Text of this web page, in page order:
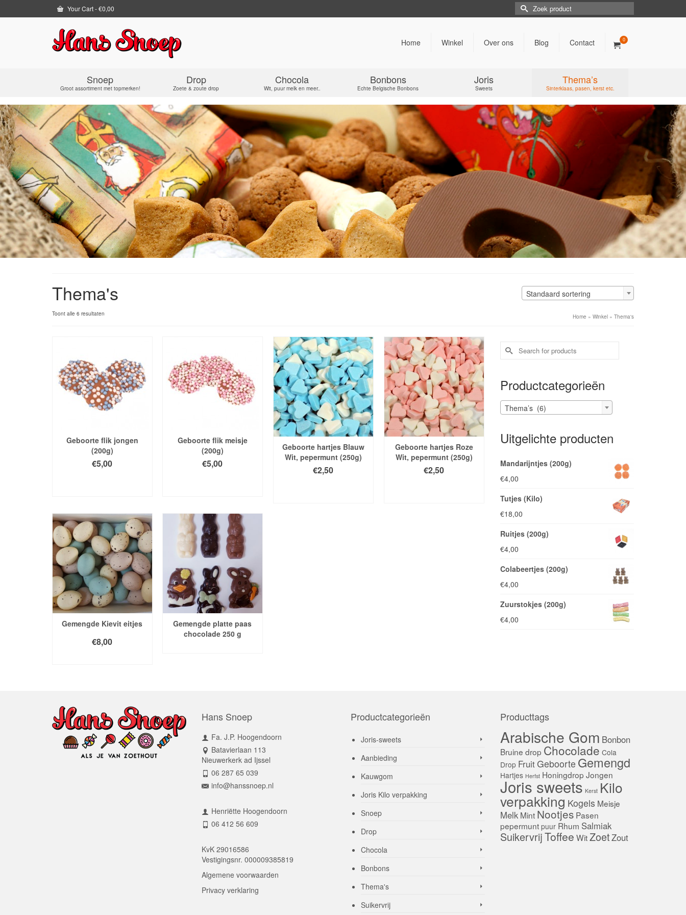
Your Cart-€0,00
Search
for:
Home Winkel Over ons Blog Contact 0
Snoep
Groot assortiment met topmerken!
Drop
Zoete & zoute drop
Chocola
Wit, puur melk en meer..
Bonbons
Echte Belgische Bonbons
Joris
Sweets
Thema’s
Sinterklaas, pasen, kerst etc.
Thema's
Toont alle 6 resultaten
Standaard sortering
Home » Winkel » Thema's
Geboorte flik jongen
(200g)
€5,00
Geboorte flik meisje
(200g)
€5,00
Geboorte hartjes Blauw
Wit, pepermunt (250g)
€2,50
Geboorte hartjes Roze
Wit, pepermunt (250g)
€2,50
Gemengde Kievit eitjes
€8,00
Gemengde platte paas
chocolade 250 g
Search
for:
Productcategorieën
Thema’s (6)
Uitgelichte producten
Mandarijntjes (200g)
€4,00
Tutjes (Kilo)
€18,00
Ruitjes (200g)
€4,00
Colabeertjes (200g)
€4,00
Zuurstokjes (200g)
€4,00
Hans Snoep
Fa. J.P. Hoogendoorn
Batavierlaan 113
Nieuwerkerk ad Ijssel
06 287 65 039
info@hanssnoep.nl
Henriëtte Hoogendoorn
06 412 56 609
KvK 29016586
Vestigingsnr. 000009385819
Algemene voorwaarden
Privacy verklaring
Productcategorieën
Joris-sweets
Aanbieding
Kauwgom
Joris Kilo verpakking
Snoep
Drop
Chocola
Bonbons
Thema's
Suikervrij
Producttags
Arabische Gom Bonbon
Bruine drop Chocolade Cola
Drop FruitGeboorte Gemengd
Hartjes Herfst Honingdrop Jongen
Joris sweets Kerst Kilo
verpakking Kogels Meisje
Melk Mint Nootjes Pasen
pepermunt puur Rhum Salmiak
SuikervrijToffee Wit ZoetZout